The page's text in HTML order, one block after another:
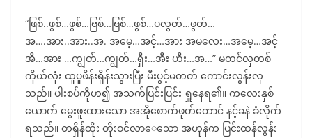
“ဖြစ်..ဖွစ်…ဖွစ်…ဗြစ်…ဗြစ်…ဖွစ်…ပလွတ်…ဖွတ်…
အ….အား..အား..အ. အမေ့…အင့်…အား အမလေး…အမေ့…အင့်
အိ…အား …ကျွတ်…ကျွတ်…ရှီး…အီး ဟီး…အ…” မတင်လှတစ်
ကိုယ်လုံး ထူပူဖိန်းရှိန်းသွားပြီး မီးပွင့်မတတ် ကောင်းလွန်းလှ
သည်။ ပါးစပ်ကိုဟ၍ အသက်ပြင်းပြင်း ရှူနေရ၏။ ကလေးနှစ်
ယောက် မွေးဖူးထားသော အအိုစောက်ဖုတ်တောင် နင့်ခနဲ ခံလိုက်
ရသည်။ တရှိန်ထိုး တိုးဝင်လာေသော အဟုန်က ပြင်းထန်လွန်း